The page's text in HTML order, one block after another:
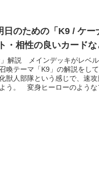
日のための「K9 / ケ
・相性の良いカードな
」解説 メインデッキがレベ
喚テーマ「K9」の解説をし
獣人部隊という感じで、速
う。 変身ヒーローのような